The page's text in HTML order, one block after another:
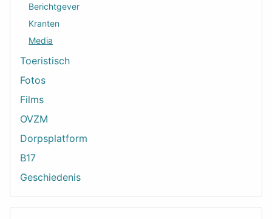
Berichtgever
Kranten
Media
Toeristisch
Fotos
Films
OVZM
Dorpsplatform
B17
Geschiedenis